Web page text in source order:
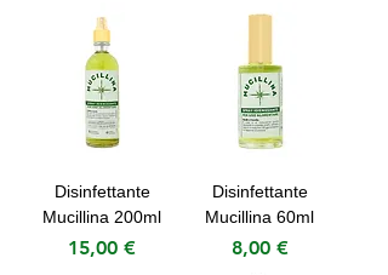
Disinfettante
Mucillina 200ml
Prezzo
15,00 €
Disinfettante
Mucillina 60ml
Prezzo
8,00 €